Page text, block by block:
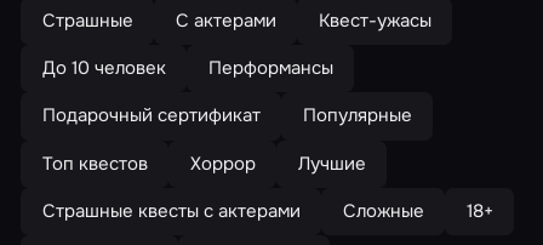
Страшные С актерами
Квест-ужасы
До 10 человек
Перформансы
Подарочный сертификат
Популярные
Топ квестов
Хоррор
Лучшие
Страшные квесты с актерами
Сложные
18+